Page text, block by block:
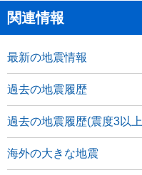
関連情報
最新の地震情報
過去の地震履歴
過去の地震履歴(震度3以
海外の大きな地震